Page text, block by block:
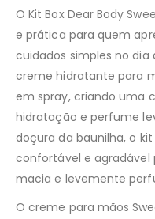
O Kit Box Dear Body
e prática para quem
cuidados simples no dia
creme hidratante para
em spray, criando uma
hidratação e perfume
doçura da baunilha, o
confortável e agradável
macia e levemente
O creme para mãos